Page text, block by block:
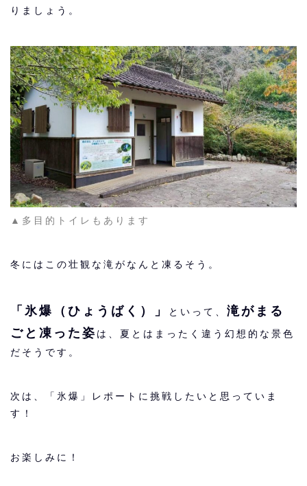
りましょう。
▲多目的トイレもあります
冬にはこの壮観な滝がなんと凍るそう。
「氷爆（ひょうばく）」 といって、 滝がまる
ごと凍った姿 は、夏とはまったく違う幻想的な景色
だそうです。
次は、「氷爆」レポートに挑戦したいと思っていま
す！
お楽しみに！